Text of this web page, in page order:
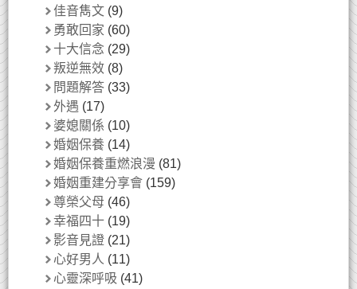
佳音雋文 (9)
勇敢回家 (60)
十大信念 (29)
叛逆無效 (8)
問題解答 (33)
外遇 (17)
婆媳關係 (10)
婚姻保養 (14)
婚姻保養重燃浪漫 (81)
婚姻重建分享會 (159)
尊榮父母 (46)
幸福四十 (19)
影音見證 (21)
心好男人 (11)
心靈深呼吸 (41)